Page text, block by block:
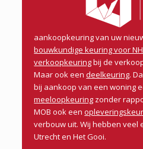
aankoopkeuring van uw
bouwkundige keuring voor
verkoopkeuringbij de
Maar ook eendeelkeuring.
bij aankoop van een woning
meeloopkeuring zonder
MOB ook een
verbouw uit. Wij hebben veel
Utrecht en Het Gooi.